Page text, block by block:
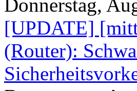
Donnerstag,
[UPDATE]
(Router):